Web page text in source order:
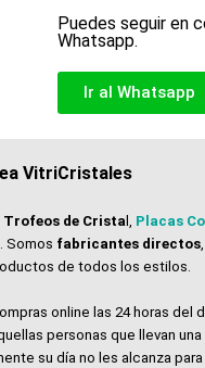
Puedes seguir en
Whatsapp.
Ir al Whatsapp
VitriCristales
Trofeos de Crista l, Placas
Somos fabricantes directos
de todos los estilos.
online las 24 horas del
personas que llevan
su día no les alcanza para